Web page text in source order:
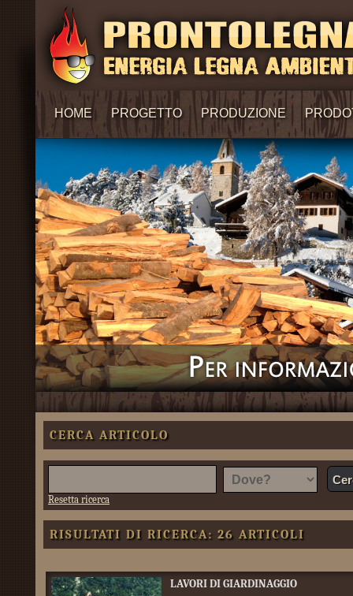
HOME PROGETTO PRODUZIONE
CERCA ARTICOLO
Resetta ricerca
RISULTATI DI RICERCA: 26 ARTICOLI
LAVORI DI GIARDINAGGIO